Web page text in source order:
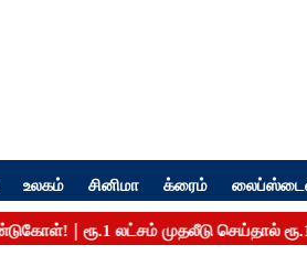
உலகம் சினிமா க்ரைம்